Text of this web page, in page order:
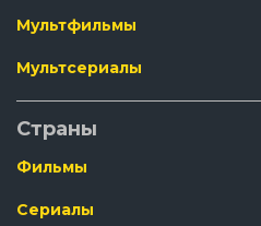
Мультфильмы
Мультсериалы
Страны
Фильмы
Сериалы